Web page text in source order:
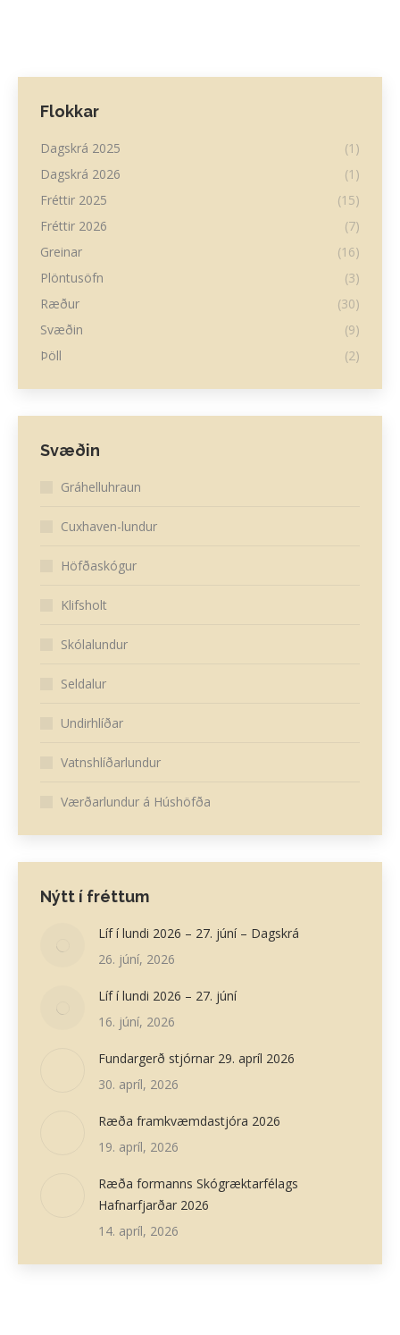
Flokkar
Dagskrá 2025
(1)
Dagskrá 2026
(1)
Fréttir 2025
(15)
Fréttir 2026
(7)
Greinar
(16)
Plöntusöfn
(3)
Ræður
(30)
Svæðin
(9)
Þöll
(2)
Svæðin
Gráhelluhraun
Cuxhaven-lundur
Höfðaskógur
Klifsholt
Skólalundur
Seldalur
Undirhlíðar
Vatnshlíðarlundur
Værðarlundur á Húshöfða
Nýtt í fréttum
Líf í lundi 2026 – 27. júní – Dagskrá
26. júní, 2026
Líf í lundi 2026 – 27. júní
16. júní, 2026
Fundargerð stjórnar 29. apríl 2026
30. apríl, 2026
Ræða framkvæmdastjóra 2026
19. apríl, 2026
Ræða formanns Skógræktarfélags
Hafnarfjarðar 2026
14. apríl, 2026